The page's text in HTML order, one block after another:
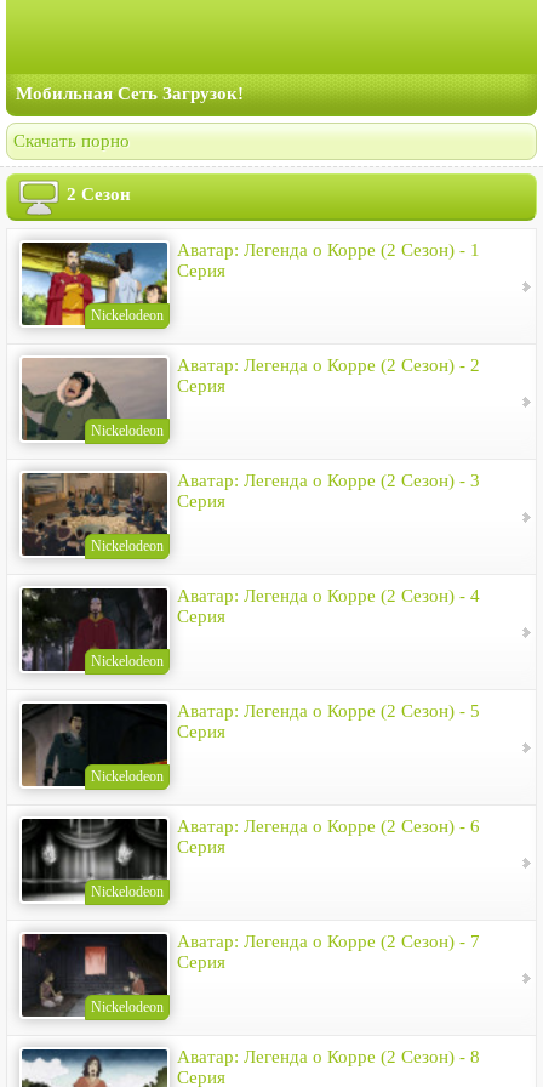
Мобильная Сеть Загрузок!
Скачать порно
2 Сезон
Nickelodeon
Аватар: Легенда о Корре (2 Сезон) - 1
Серия
Nickelodeon
Аватар: Легенда о Корре (2 Сезон) - 2
Серия
Nickelodeon
Аватар: Легенда о Корре (2 Сезон) - 3
Серия
Nickelodeon
Аватар: Легенда о Корре (2 Сезон) - 4
Серия
Nickelodeon
Аватар: Легенда о Корре (2 Сезон) - 5
Серия
Nickelodeon
Аватар: Легенда о Корре (2 Сезон) - 6
Серия
Nickelodeon
Аватар: Легенда о Корре (2 Сезон) - 7
Серия
Аватар: Легенда о Корре (2 Сезон) - 8
Серия